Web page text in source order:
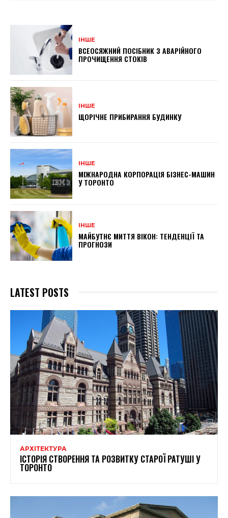
ІНШЕ
ВСЕОСЯЖНИЙ ПОСІБНИК З АВАРІЙНОГО
ПРОЧИЩЕННЯ СТОКІВ
ІНШЕ
ЩОРІЧНЕ ПРИБИРАННЯ БУДИНКУ
ІНШЕ
МІЖНАРОДНА КОРПОРАЦІЯ БІЗНЕС-МАШИН
У ТОРОНТО
ІНШЕ
МАЙБУТНЄ МИТТЯ ВІКОН: ТЕНДЕНЦІЇ ТА
ПРОГНОЗИ
LATEST POSTS
АРХІТЕКТУРА
ІСТОРІЯ СТВОРЕННЯ ТА РОЗВИТКУ СТАРОЇ РАТУШІ У
ТОРОНТО